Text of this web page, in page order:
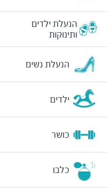
הנעלת ילדים
ותינוקות
הנעלת נשים
ילדים
כושר
כלבו